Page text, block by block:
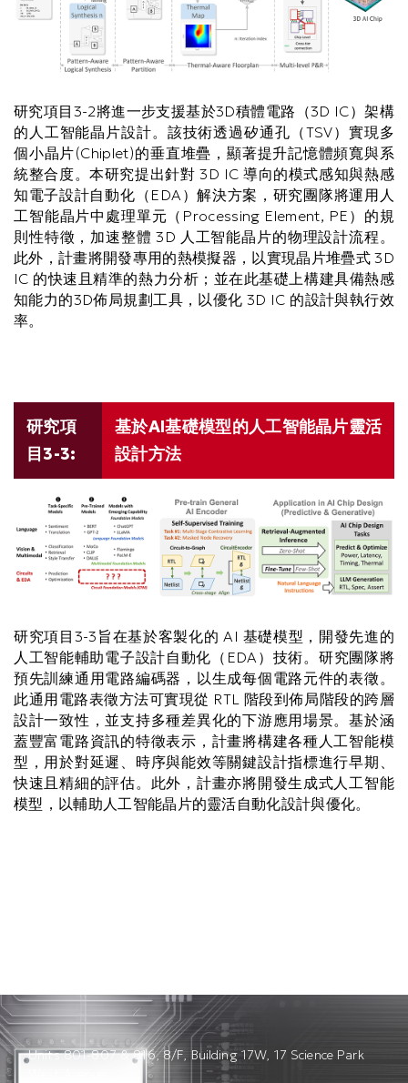
研究項目3-2將進一步支援基於3D積體電路（3D IC）架構
的人工智能晶片設計。該技術透過矽通孔（TSV）實現多
個小晶片(Chiplet)的垂直堆疊，顯著提升記憶體頻寬與系
統整合度。本研究提出針對 3D IC 導向的模式感知與熱感
知電子設計自動化（EDA）解決方案，研究團隊將運用人
工智能晶片中處理單元（Processing Element, PE）的規
則性特徵，加速整體 3D 人工智能晶片的物理設計流程。
此外，計畫將開發專用的熱模擬器，以實現晶片堆疊式 3D
IC 的快速且精準的熱力分析；並在此基礎上構建具備熱感
知能力的3D佈局規劃工具，以優化 3D IC 的設計與執行效
率。
Area
研究項
目3-3:
基於AI基礎模型的人工智能晶片靈活
設計方法
研究項目3-3旨在基於客製化的 AI 基礎模型，開發先進的
人工智能輔助電子設計自動化（EDA）技術。研究團隊將
預先訓練通用電路編碼器，以生成每個電路元件的表徵。
此通用電路表徵方法可實現從 RTL 階段到佈局階段的跨層
設計一致性，並支持多種差異化的下游應用場景。基於涵
蓋豐富電路資訊的特徵表示，計畫將構建各種人工智能模
型，用於對延遲、時序與能效等關鍵設計指標進行早期、
快速且精細的評估。此外，計畫亦將開發生成式人工智能
模型，以輔助人工智能晶片的靈活自動化設計與優化。
Units 801-807 & 816, 8/F, Building 17W, 17 Science Park